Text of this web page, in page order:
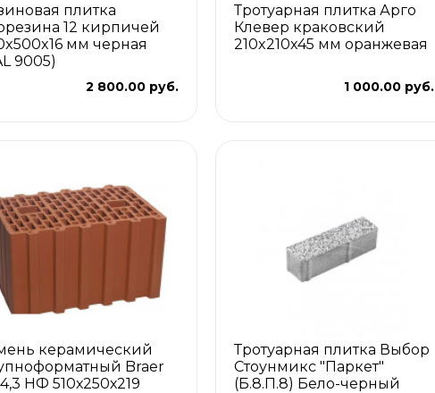
плитка
12 кирпичей
мм черная
9005)
2 800.00 руб.
Тротуарная плитка Арго
Клевер краковский
210x210x45 мм оранжевая
1 000.00 руб.
керамический
Braer
НФ 510х250х219
Тротуарная плитка Выбор
Стоунмикс "Паркет"
(Б.8.П.8) Бело-черный